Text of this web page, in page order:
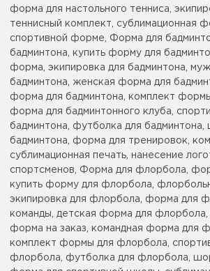
форма для настольного тенниса,
теннисный комплект, сублимационная
спортивной форме, Форма для
бадминтона, купить форму для
форма, экипировка для бадминтона,
бадминтона, женская форма для
форма для бадминтона, комплект
форма для бадминтонного клуба,
бадминтона, футболка для бадминтона,
бадминтона, форма для тренировок,
сублимационная печать, нанесение
спортсменов, Форма для флорбола,
купить форму для флорбола,
экипировка для флорбола, форма для
команды, детская форма для
форма на заказ, командная форма для
комплект формы для флорбола,
флорбола, футболка для флорбола,